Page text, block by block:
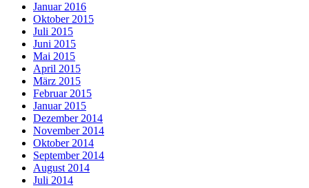
Januar 2016
Oktober 2015
Juli 2015
Juni 2015
Mai 2015
April 2015
März 2015
Februar 2015
Januar 2015
Dezember 2014
November 2014
Oktober 2014
September 2014
August 2014
Juli 2014